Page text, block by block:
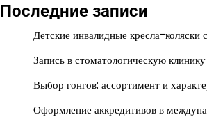
Последние записи
Детские инвалидные кресла-
Запись в стоматологическую клинику
Выбор гонгов: ассортимент и
Оформление аккредитивов в